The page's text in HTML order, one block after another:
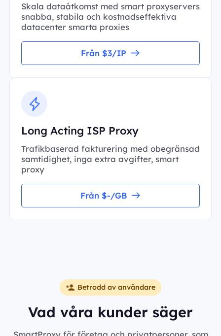
Skala dataåtkomst med smart proxyservers
snabba, stabila och kostnadseffektiva
datacenter smarta proxies
Från $3/IP
Long Acting ISP Proxy
Trafikbaserad fakturering med obegränsad
samtidighet, inga extra avgifter, smart
proxy
Från $-/GB
Betrodd av användare
Vad våra kunder säger